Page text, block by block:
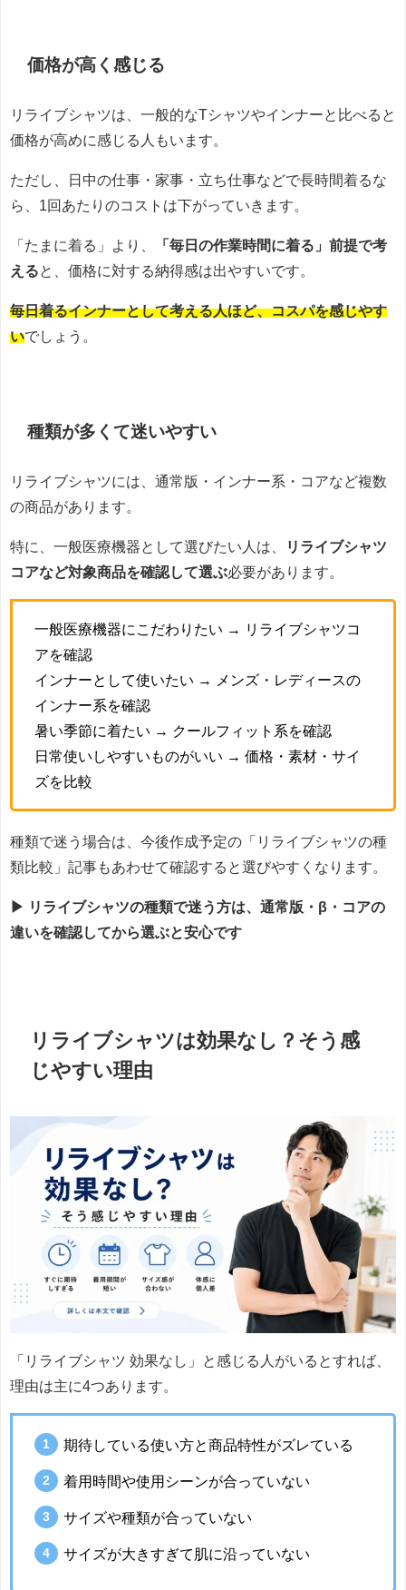
価格が高く感じる
リライブシャツは、一般的なTシャツやインナーと比べると
価格が高めに感じる人もいます。
ただし、日中の仕事・家事・立ち仕事などで長時間着るな
ら、1回あたりのコストは下がっていきます。
「たまに着る」より、
「毎日の作業時間に着る」前提で考
える と、価格に対する納得感は出やすいです。
毎日着るインナーとして考える人ほど、コスパを感じやす
いでしょう。
種類が多くて迷いやすい
リライブシャツには、通常版・インナー系・コアなど複数
の商品があります。
特に、一般医療機器として選びたい人は、
リライブシャツ
コアなど対象商品を確認して選ぶ必要があります。
一般医療機器にこだわりたい → リライブシャツコ
アを確認
インナーとして使いたい → メンズ・レディースの
インナー系を確認
暑い季節に着たい → クールフィット系を確認
日常使いしやすいものがいい → 価格・素材・サイ
ズを比較
種類で迷う場合は、今後作成予定の「リライブシャツの種
類比較」記事もあわせて確認すると選びやすくなります。
▶ リライブシャツの種類で迷う方は、通常版・β・コアの
違いを確認してから選ぶと安心です
リライブシャツは効果なし？そう感
じやすい理由
「リライブシャツ 効果なし」と感じる人がいるとすれば、
理由は主に4つあります。
期待している使い方と商品特性がズレている
着用時間や使用シーンが合っていない
サイズや種類が合っていない
サイズが大きすぎて肌に沿っていない